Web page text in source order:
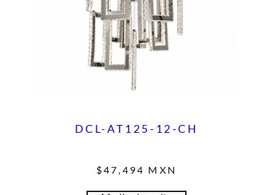
DCL-AT125-12-CH
$47,494 MXN